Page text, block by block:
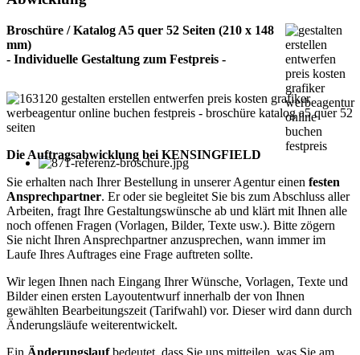
Broschüre / Katalog A5 quer 52 Seiten (210 x 148
mm)
- Individuelle Gestaltung zum Festpreis -
Die Auftragsabwicklung bei KENSINGFIELD
Sie erhalten nach Ihrer Bestellung in unserer Agentur einen festen
Ansprechpartner. Er oder sie begleitet Sie bis zum Abschluss aller
Arbeiten, fragt Ihre Gestaltungswünsche ab und klärt mit Ihnen alle
noch offenen Fragen (Vorlagen, Bilder, Texte usw.). Bitte zögern
Sie nicht Ihren Ansprechpartner anzusprechen, wann immer im
Laufe Ihres Auftrages eine Frage auftreten sollte.
Wir legen Ihnen nach Eingang Ihrer Wünsche, Vorlagen, Texte und
Bilder einen ersten Layoutentwurf innerhalb der von Ihnen
gewählten Bearbeitungszeit (Tarifwahl) vor. Dieser wird dann durch
Änderungsläufe weiterentwickelt.
Ein Änderungslaufbedeutet, dass Sie uns mitteilen, was Sie am